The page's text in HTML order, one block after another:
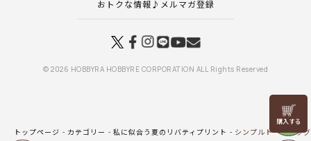
リリヤン
フェア
おトクな情報♪メルマガ登録
© 2026 HOBBYRA HOBBYRE CORPORATION ALL Rights Reserved
トップページ カテゴリー 私に似合う夏のリバティプリント シンプルトートバッ